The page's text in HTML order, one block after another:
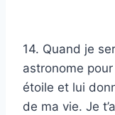
14. Quand je
astronome
étoile et lui
de ma vie. Je